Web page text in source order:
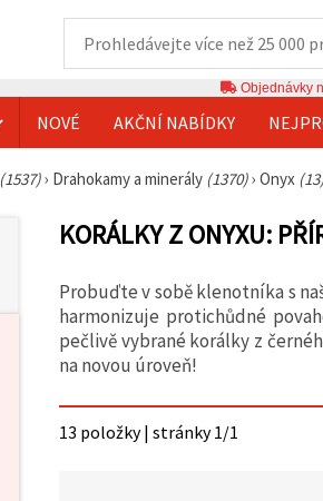
Objednávky
NOVÉ AKČNÍ NABÍDKY
(1537)› Drahokamy a minerály (1370)› Onyx
KORÁLKY Z ONYXU:
Probuďte v sobě klenotníka s
harmonizuje protichůdné
pečlivě vybrané korálky z
na novou úroveň!
13 položky | stránky 1/1